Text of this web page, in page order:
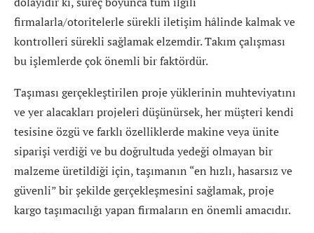
firmalarla/otoritelerle sürekli iletişim hâlinde kalmak ve
kontrolleri sürekli sağlamak elzemdir. Takım çalışması
bu işlemlerde çok önemli bir faktördür.
Taşıması gerçekleştirilen proje yüklerinin muhteviyatını
ve yer alacakları projeleri düşünürsek, her müşteri kendi
tesisine özgü ve farklı özelliklerde makine veya ünite
siparişi verdiği ve bu doğrultuda yedeği olmayan bir
malzeme üretildiği için, taşımanın “en hızlı, hasarsız ve
güvenli” bir şekilde gerçekleşmesini sağlamak, proje
kargo taşımacılığı yapan firmaların en önemli amacıdır.